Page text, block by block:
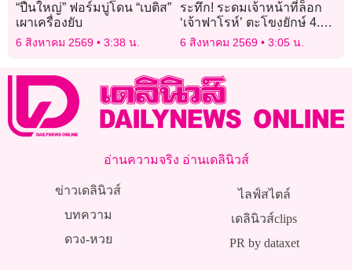
“ปืนใหญ่” ฟอร์มบู่โดน “เบติส”
เผาเครื่องยับ
6 สิงหาคม 2569 3:38 น.
ระทึก! ระดมเจ้าหน้าที่ล็อก
‘เจ้าฟาโรห์’ ตะโขงยักษ์ 4.5
เมตร ย้ายบ้านสำเร็จ
6 สิงหาคม 2569 3:05 น.
อ่านความจริง อ่านเดลินิวส์
ข่าวเดลินิวส์
บทความ
ดวง-หวย
ไลฟ์สไตล์
เดลินิวส์clips
PR by dataxet